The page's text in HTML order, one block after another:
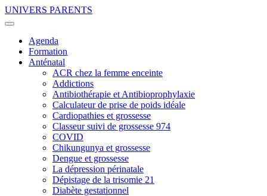
UNIVERS PARENTS
Agenda
Formation
Anténatal
ACR chez la femme enceinte
Addictions
Antibiothérapie et Antibioprophylaxie
Calculateur de prise de poids idéale
Cardiopathies et grossesse
Classeur suivi de grossesse 974
COVID
Chikungunya et grossesse
Dengue et grossesse
La dépression périnatale
Dépistage de la trisomie 21
Diabète gestationnel